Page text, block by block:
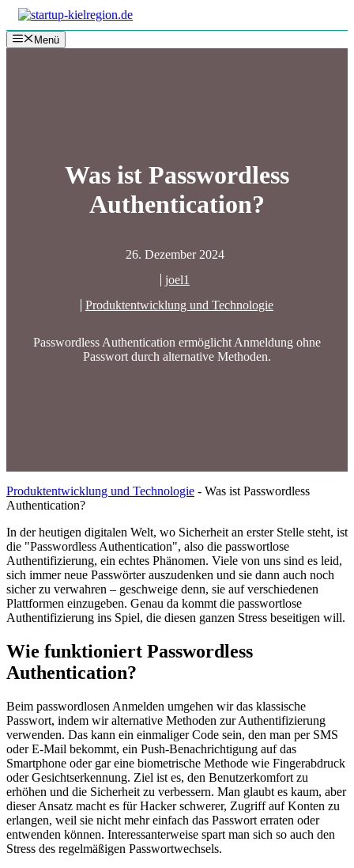
Zum
Inhalt
springenMenü
Was ist Passwordless
Authentication?
26. Dezember 2024
joel1
Produktentwicklung und Technologie
Passwordless Authentication ermöglicht Anmeldung ohne
Passwort durch alternative Methoden.
Produktentwicklung und Technologie - Was ist Passwordless
Authentication?
In der heutigen digitalen Welt, wo Sicherheit an erster Stelle steht, ist
die "Passwordless Authentication", also die passwortlose
Authentifizierung, ein echtes Phänomen. Viele von uns sind es leid,
sich immer neue Passwörter auszudenken und sie dann auch noch
sicher zu verwahren – geschweige denn, sie auf verschiedenen
Plattformen einzugeben. Genau da kommt die passwortlose
Authentifizierung ins Spiel, die diesen ganzen Stress beseitigen will.
Wie funktioniert Passwordless
Authentication?
Beim passwordlosen Anmelden umgehen wir das klassische
Passwort, indem wir alternative Methoden zur Authentifizierung
verwenden. Das kann ein einmaliger Code sein, den man per SMS
oder E-Mail bekommt, ein Push-Benachrichtigung auf das
Smartphone oder gar eine biometrische Methode wie Fingerabdruck
oder Gesichtserkennung. Ziel ist es, den Benutzerkomfort zu
erhöhen und die Sicherheit zu verbessern. Man glaubt es kaum, aber
dieser Ansatz macht es für Hacker schwerer, Zugriff auf Konten zu
erlangen, weil sie nicht mehr einfach das Passwort erraten oder
entwenden können. Interessanterweise spart man sich so auch den
Stress des regelmäßigen Passwortwechsels.